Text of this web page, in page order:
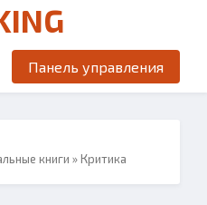
Панель управления
книги » Критика